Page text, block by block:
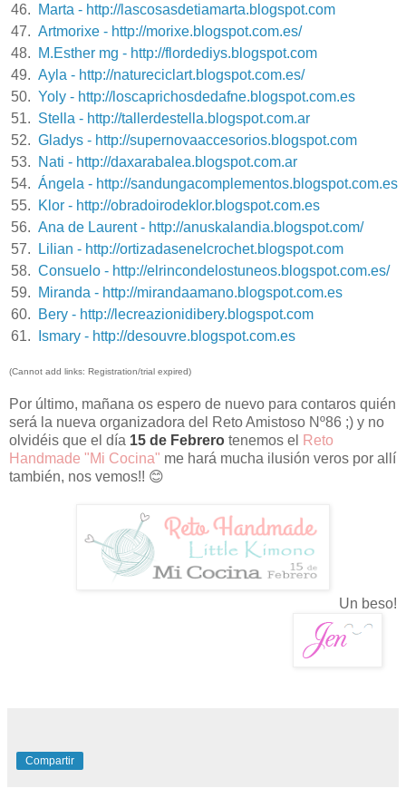
46.
Marta - http://lascosasdetiamarta.blogspot.com
47. Artmorixe - http://morixe.blogspot.com.es/
48.
M.Esther mg - http://flordediys.blogspot.com
49. Ayla - http://natureciclart.blogspot.com.es/
50. Yoly - http://loscaprichosdedafne.blogspot.com.es
51. Stella - http://tallerdestella.blogspot.com.ar
52. Gladys - http://supernovaaccesorios.blogspot.com
53.
Nati - http://daxarabalea.blogspot.com.ar
54. Ángela - http://sandungacomplementos.blogspot.com.es
55.
Klor - http://obradoirodeklor.blogspot.com.es
56. Ana de Laurent - http://anuskalandia.blogspot.com/
57.
Lilian - http://ortizadasenelcrochet.blogspot.com
58. Consuelo - http://elrincondelostuneos.blogspot.com.es/
59.
Miranda - http://mirandaamano.blogspot.com.es
60.
Bery - http://lecreazionidibery.blogspot.com
61.
Ismary - http://desouvre.blogspot.com.es
(Cannot add links: Registration/trial expired)
Por último, mañana os espero de nuevo para contaros quién
será la nueva organizadora del Reto Amistoso Nº86 ;) y no
olvidéis que el día 15 de Febrero tenemos el
Reto
Handmade "Mi Cocina" me hará mucha ilusión veros por allí
también, nos vemos!! 😊
Un beso!
Compartir